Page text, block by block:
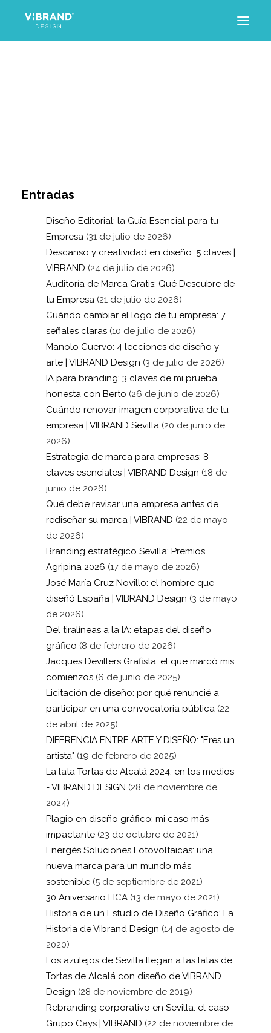
Entradas
Diseño Editorial: la Guía Esencial para tu
Empresa (31 de julio de 2026)
Descanso y creatividad en diseño: 5 claves |
VIBRAND (24 de julio de 2026)
Auditoría de Marca Gratis: Qué Descubre de
tu Empresa (21 de julio de 2026)
Cuándo cambiar el logo de tu empresa: 7
señales claras (10 de julio de 2026)
Manolo Cuervo: 4 lecciones de diseño y
arte | VIBRAND Design (3 de julio de 2026)
IA para branding: 3 claves de mi prueba
honesta con Berto (26 de junio de 2026)
Cuándo renovar imagen corporativa de tu
empresa | VIBRAND Sevilla (20 de junio de
2026)
Estrategia de marca para empresas: 8
claves esenciales | VIBRAND Design (18 de
junio de 2026)
Qué debe revisar una empresa antes de
rediseñar su marca | VIBRAND (22 de mayo
de 2026)
Branding estratégico Sevilla: Premios
Agripina 2026 (17 de mayo de 2026)
José María Cruz Novillo: el hombre que
diseñó España | VIBRAND Design (3 de mayo
de 2026)
Del tiralíneas a la IA: etapas del diseño
gráfico (8 de febrero de 2026)
Jacques Devillers Grafista, el que marcó mis
comienzos (6 de junio de 2025)
Licitación de diseño: por qué renuncié a
participar en una convocatoria pública (22
de abril de 2025)
DIFERENCIA ENTRE ARTE Y DISEÑO: "Eres un
artista" (19 de febrero de 2025)
La lata Tortas de Alcalá 2024, en los medios
- VIBRAND DESIGN (28 de noviembre de
2024)
Plagio en diseño gráfico: mi caso más
impactante (23 de octubre de 2021)
Energés Soluciones Fotovoltaicas: una
nueva marca para un mundo más
sostenible (5 de septiembre de 2021)
30 Aniversario FICA (13 de mayo de 2021)
Historia de un Estudio de Diseño Gráfico: La
Historia de Vibrand Design (14 de agosto de
2020)
Los azulejos de Sevilla llegan a las latas de
Tortas de Alcalá con diseño de VIBRAND
Design (28 de noviembre de 2019)
Rebranding corporativo en Sevilla: el caso
Grupo Cays | VIBRAND (22 de noviembre de